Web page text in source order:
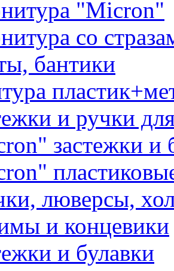
"Micron"
со
бантики
и ручки
застежки и
люверсы,
и концевики
и булавки